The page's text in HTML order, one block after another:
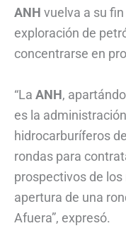
ANH vuelva a su
exploración de
concentrarse en
“La ANH,
es la
hidrocarburíferos
rondas para
prospectivos de
apertura de una
Afuera”, expresó.